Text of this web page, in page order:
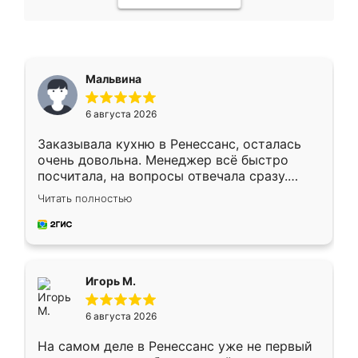
Мальвина
6 августа 2026
Заказывала кухню в Ренессанс, осталась
очень довольна. Менеджер всё быстро
посчитала, на вопросы отвечала сразу.
Замерщик приехал в субботу, подошёл к
делу со всей ответственностью. Собрали
за день, ребята работали аккуратно, даже
Читать полностью
Игорь М.
6 августа 2026
На самом деле в Ренессанс уже не первый